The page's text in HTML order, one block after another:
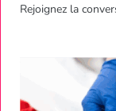
Rejoignez la